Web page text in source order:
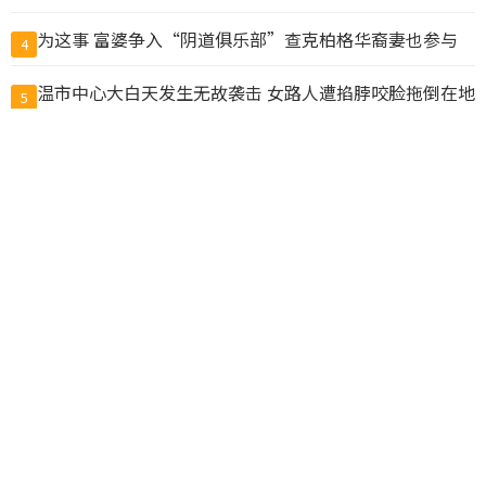
4 为这事 富婆争入“阴道俱乐部”查克柏格华裔妻也参与
5 温市中心大白天发生无故袭击 女路人遭掐脖咬脸拖倒在地